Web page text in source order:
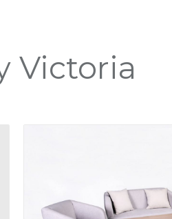
Victoria